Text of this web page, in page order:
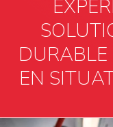
DURABLE
EN